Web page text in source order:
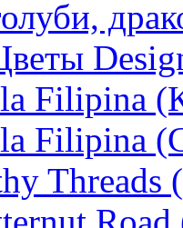
Filipina
Filipina
Threads